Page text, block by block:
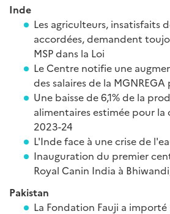
Inde
Les agriculteurs, insatisfaits
accordées, demandent
MSP dans la Loi
Le Centre notifie une
des salaires de la
Une baisse de 6,1% de la
alimentaires estimée pour la
2023-24
L'Inde face à une crise de
Inauguration du premier
Royal Canin India à
Pakistan
La Fondation Fauji a